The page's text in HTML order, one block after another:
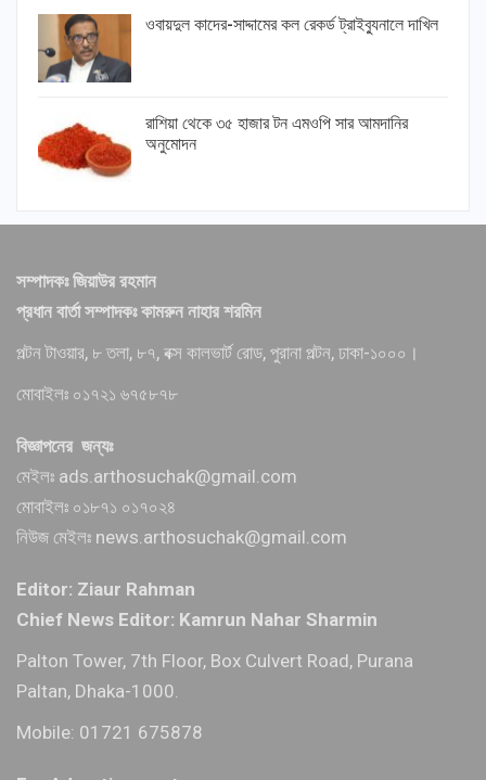
ওবায়দুল কাদের-সাদ্দামের কল রেকর্ড ট্রাইব্যুনালে দাখিল
রাশিয়া থেকে ৩৫ হাজার টন এমওপি সার আমদানির
অনুমোদন
সম্পাদকঃ জিয়াউর রহমান
প্রধান বার্তা সম্পাদকঃ কামরুন নাহার শরমিন
পল্টন টাওয়ার, ৮ তলা, ৮৭, বক্স কালভার্ট রোড, পুরানা পল্টন, ঢাকা-১০০০।
মোবাইলঃ ০১৭২১ ৬৭৫৮৭৮
বিজ্ঞাপনের জন্যঃ
মেইলঃ ads.arthosuchak@gmail.com
মোবাইলঃ ০১৮৭১ ০১৭০২৪
নিউজ মেইলঃ news.arthosuchak@gmail.com
Editor: Ziaur Rahman
Chief News Editor: Kamrun Nahar Sharmin
Palton Tower, 7th Floor, Box Culvert Road, Purana
Paltan, Dhaka-1000.
Mobile: 01721 675878